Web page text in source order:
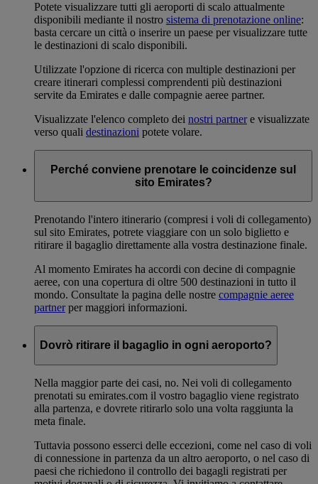
Potete visualizzare tutti gli aeroporti di scalo attualmente
disponibili mediante il nostro sistema di prenotazione online:
basta cercare un città o inserire un paese per visualizzare tutte
le destinazioni di scalo disponibili.
Utilizzate l'opzione di ricerca con multiple destinazioni per
creare itinerari complessi comprendenti più destinazioni
servite da Emirates e dalle compagnie aeree partner.
Visualizzate l'elenco completo dei nostri partnere visualizzate
verso quali destinazioni potete volare.
Perché conviene prenotare le coincidenze sul
sito Emirates?
Prenotando l'intero itinerario (compresi i voli di collegamento)
sul sito Emirates, potrete viaggiare con un solo biglietto e
ritirare il bagaglio direttamente alla vostra destinazione finale.
Al momento Emirates ha accordi con decine di compagnie
aeree, con una copertura di oltre 500 destinazioni in tutto il
mondo. Consultate la pagina delle nostre compagnie aeree
partnerper maggiori informazioni.
Dovrò ritirare il bagaglio in ogni aeroporto?
Nella maggior parte dei casi, no. Nei voli di collegamento
prenotati su emirates.com il vostro bagaglio viene registrato
alla partenza, e dovrete ritirarlo solo una volta raggiunta la
meta finale.
Tuttavia possono esserci delle eccezioni, come nel caso di voli
di connessione in partenza da un altro aeroporto, o nel caso di
paesi che richiedono il controllo dei bagagli registrati per